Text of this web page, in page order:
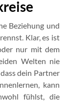
Beziehung und
Klar, es ist
nur mit dem
Welten nie
dein Partner
kann
fühlst, die